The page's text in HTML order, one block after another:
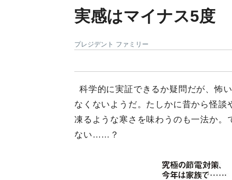
実感はマイナス5度
プレジデント ファミリー
科学的に実証できるか疑問だが、怖
なくないようだ。たしかに昔から怪
凍るような寒さを味わうのも一法か。
ない……？